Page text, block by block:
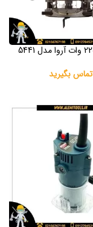
تماس بگیرید